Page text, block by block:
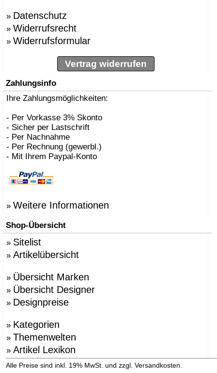
» Datenschutz
» Widerrufsrecht
» Widerrufsformular
Vertrag widerrufen
Zahlungsinfo
Ihre Zahlungsmöglichkeiten:
- Per Vorkasse 3% Skonto
- Sicher per Lastschrift
- Per Nachnahme
- Per Rechnung (gewerbl.)
- Mit Ihrem Paypal-Konto
» Weitere Informationen
Shop-Übersicht
» Sitelist
» Artikelübersicht
» Übersicht Marken
» Übersicht Designer
» Designpreise
» Kategorien
» Themenwelten
» Artikel Lexikon
Alle Preise sind inkl. 19% MwSt. und zzgl. Versandkosten.